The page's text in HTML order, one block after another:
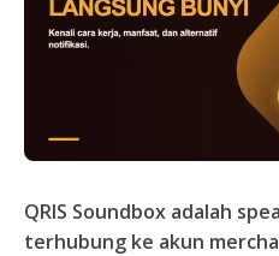
QRIS Soundbox adalah
terhubung ke akun